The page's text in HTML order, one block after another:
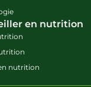
en nutrition
nutrition